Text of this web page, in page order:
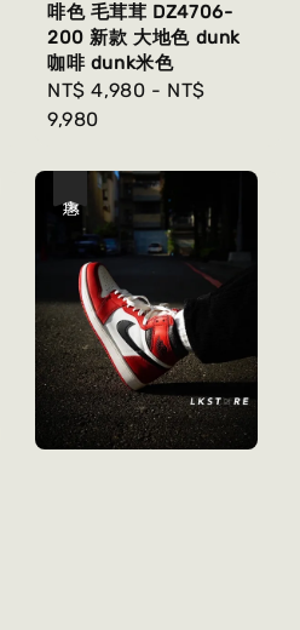
啡色 毛茸茸 DZ4706-
200 新款 大地色 dunk
咖啡 dunk米色
Regular
price
NT$ 4,980 - NT$
9,980